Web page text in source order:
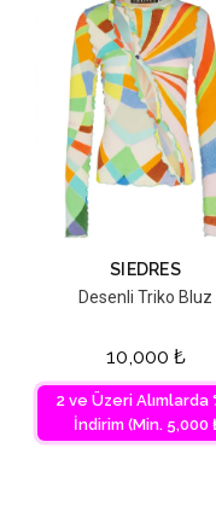
SIEDRES
Desenli Triko Bluz
10,000 ₺
2 ve Üzeri Alımlarda
İndirim (Min. 5,000